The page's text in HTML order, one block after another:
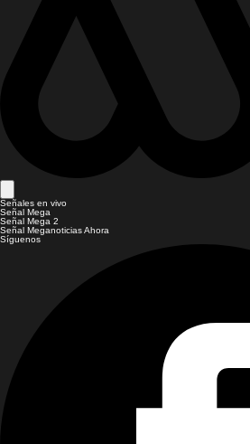
Señales en vivo
Señal Mega
Señal Mega 2
Señal Meganoticias Ahora
Síguenos